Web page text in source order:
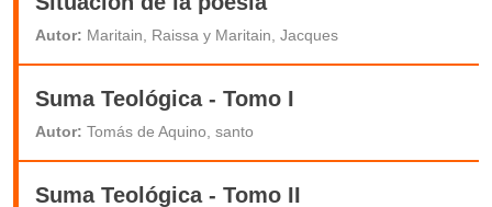
Autor: Maritain, Raissa y Maritain, Jacques
Suma Teológica - Tomo I
Autor: Tomás de Aquino, santo
Suma Teológica - Tomo II